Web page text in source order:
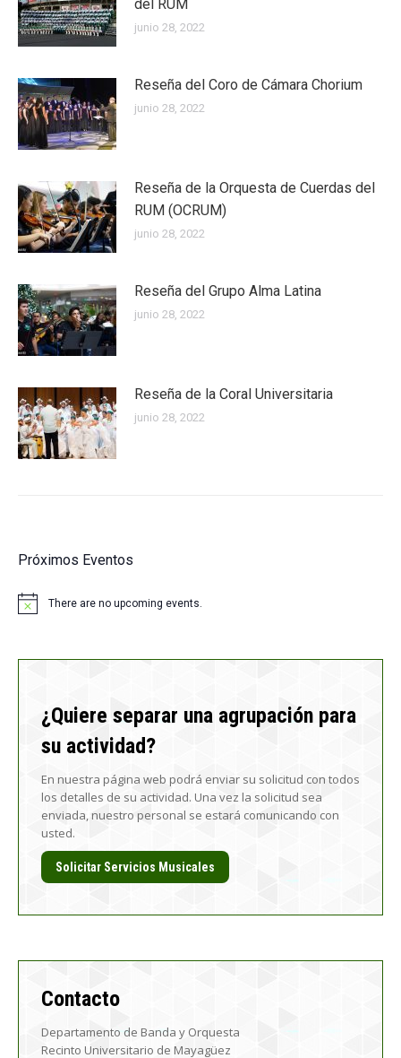
del RUM
junio 28, 2022
Reseña del Coro de Cámara Chorium
junio 28, 2022
Reseña de la Orquesta de Cuerdas del
RUM (OCRUM)
junio 28, 2022
Reseña del Grupo Alma Latina
junio 28, 2022
Reseña de la Coral Universitaria
junio 28, 2022
Próximos Eventos
Notice There are no upcoming events.
¿Quiere separar una agrupación para
su actividad?
En nuestra página web podrá enviar su solicitud con todos
los detalles de su actividad. Una vez la solicitud sea
enviada, nuestro personal se estará comunicando con
usted.
Solicitar Servicios Musicales
Contacto
Departamento de Banda y Orquesta
Recinto Universitario de Mayagüez